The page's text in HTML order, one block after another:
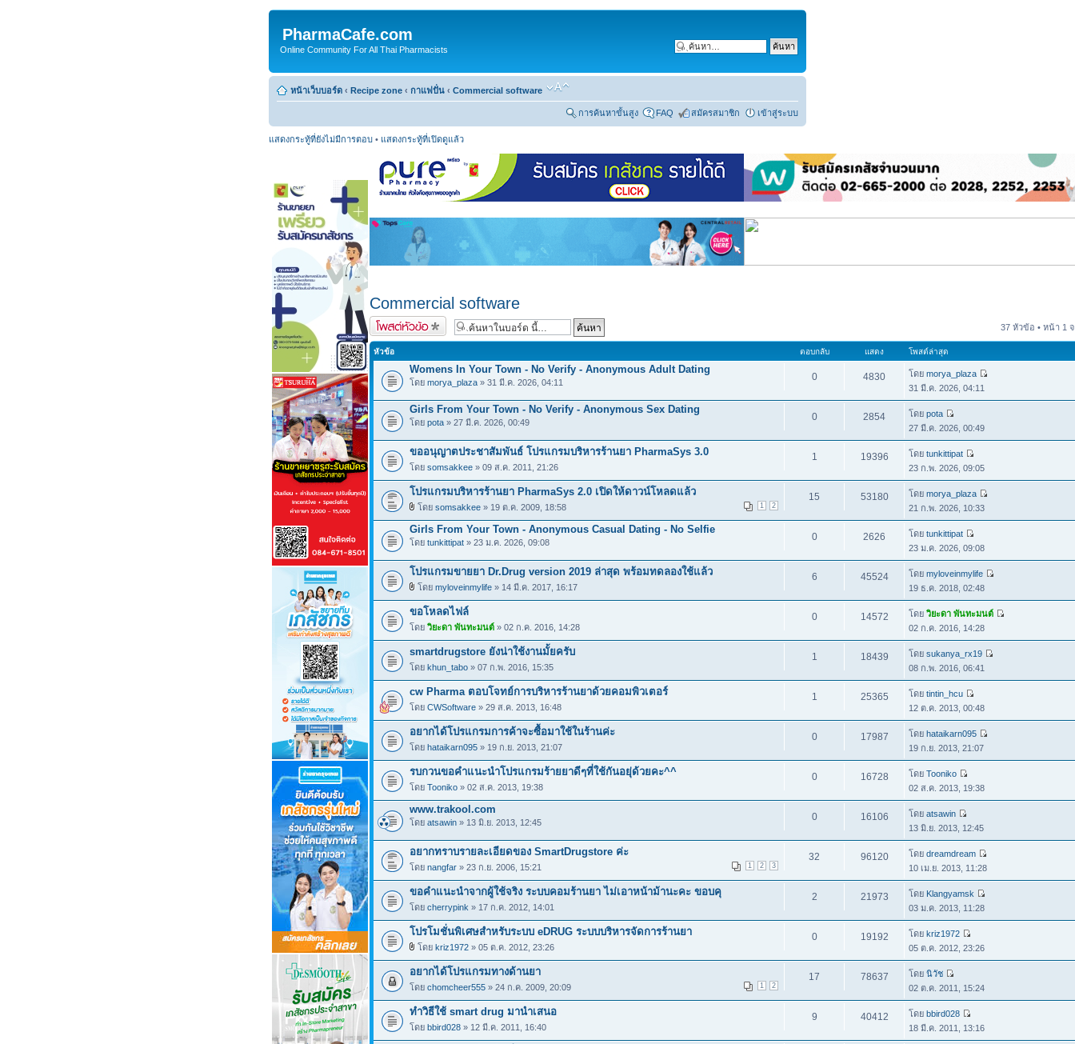
PharmaCafe.com
Online Community For All Thai Pharmacists
หน้าเว็บบอร์ด ‹ Recipe zone ‹ กาแฟปั่น ‹ Commercial software
การค้นหาขั้นสูง FAQ สมัครสมาชิก เข้าสู่ระบบ
แสดงกระทู้ที่ยังไม่มีการตอบ • แสดงกระทู้ที่เปิดดูแล้ว
Commercial software
ตั้งกระทู้ใหม่ 37 หัวข้อ • หน้า 1
หัวข้อ ตอบกลับ แสดง โพสต์ล่าสุด
Womens In Your Town - No Verify - Anonymous Adult Dating
โดย morya_plaza » 31 มี.ค. 2026, 04:11 0 4830 โดยmorya_plaza
31 มี.ค. 2026, 04:11
Girls From Your Town - No Verify - Anonymous Sex Dating
โดย pota » 27 มี.ค. 2026, 00:49 0 2854 โดยpota
27 มี.ค. 2026, 00:49
ขออนุญาตประชาสัมพันธ์ โปรแกรมบริหารร้านยา PharmaSys 3.0
โดย somsakkee » 09 ส.ค. 2011, 21:26
1 19396 โดยtunkittipat
23 ก.พ. 2026, 09:05
โปรแกรมบริหารร้านยา PharmaSys 2.0 เปิดให้ดาวน์โหลดแล้ว
1 2
โดย somsakkee » 19 ต.ค. 2009, 18:58
15 53180 โดยmorya_plaza
21 ก.พ. 2026, 10:33
Girls From Your Town - Anonymous Casual Dating - No Selfie
โดย tunkittipat » 23 ม.ค. 2026, 09:08 0 2626 โดยtunkittipat
23 ม.ค. 2026, 09:08
โปรแกรมขายยา Dr.Drug version 2019 ล่าสุด พร้อมทดลองใช้แล้ว
โดย myloveinmylife » 14 มี.ค. 2017, 16:17
6 45524 โดยmyloveinmylife
19 ธ.ค. 2018, 02:48
ขอโหลดไฟล์
โดย วิยะดา พันทะมนต์ » 02 ก.ค. 2016, 14:28
0 14572 โดยวิยะดา พันทะมนต์
02 ก.ค. 2016, 14:28
smartdrugstore ยังน่าใช้งานมั้ยครับ
โดย khun_tabo » 07 ก.พ. 2016, 15:35
1 18439 โดยsukanya_rx19
08 ก.พ. 2016, 06:41
cw Pharma ตอบโจทย์การบริหารร้านยาด้วยคอมพิวเตอร์
โดย CWSoftware » 29 ส.ค. 2013, 16:48
1 25365 โดยtintin_hcu
12 ต.ค. 2013, 00:48
อยากได้โปรแกรมการค้าจะซื้อมาใช้ในร้านค่ะ
โดย hataikarn095 » 19 ก.ย. 2013, 21:07
0 17987 โดยhataikarn095
19 ก.ย. 2013, 21:07
รบกวนขอคำแนะนำโปรแกรมร้ายยาดีๆที่ใช้กันอยุ่ด้วยคะ^^
โดย Tooniko » 02 ส.ค. 2013, 19:38
0 16728 โดยTooniko
02 ส.ค. 2013, 19:38
www.trakool.com
โดย atsawin » 13 มิ.ย. 2013, 12:45 0 16106 โดยatsawin
13 มิ.ย. 2013, 12:45
อยากทราบรายละเอียดของ SmartDrugstore ค่ะ
1 2 3
โดย nangfar » 23 ก.ย. 2006, 15:21
32 96120 โดยdreamdream
10 เม.ย. 2013, 11:28
ขอคำแนะนำจากผู้ใช้จริง ระบบคอมร้านยา ไม่เอาหน้าม้านะคะ ขอบคุ
โดย cherrypink » 17 ก.ค. 2012, 14:01
2 21973 โดย Klangyamsk
03 ม.ค. 2013, 11:28
โปรโมชั่นพิเศษสำหรับระบบ eDRUG ระบบบริหารจัดการร้านยา
โดย kriz1972 » 05 ต.ค. 2012, 23:26
0 19192 โดยkriz1972
05 ต.ค. 2012, 23:26
อยากได้โปรแกรมทางด้านยา
1 2
โดย chomcheer555 » 24 ก.ค. 2009, 20:09
17 78637 โดยนิวัช
02 ต.ค. 2011, 15:24
ทำวิธีใช้ smart drug มานำเสนอ
โดย bbird028 » 12 มี.ค. 2011, 16:40
9 40412 โดยbbird028
18 มี.ค. 2011, 13:16